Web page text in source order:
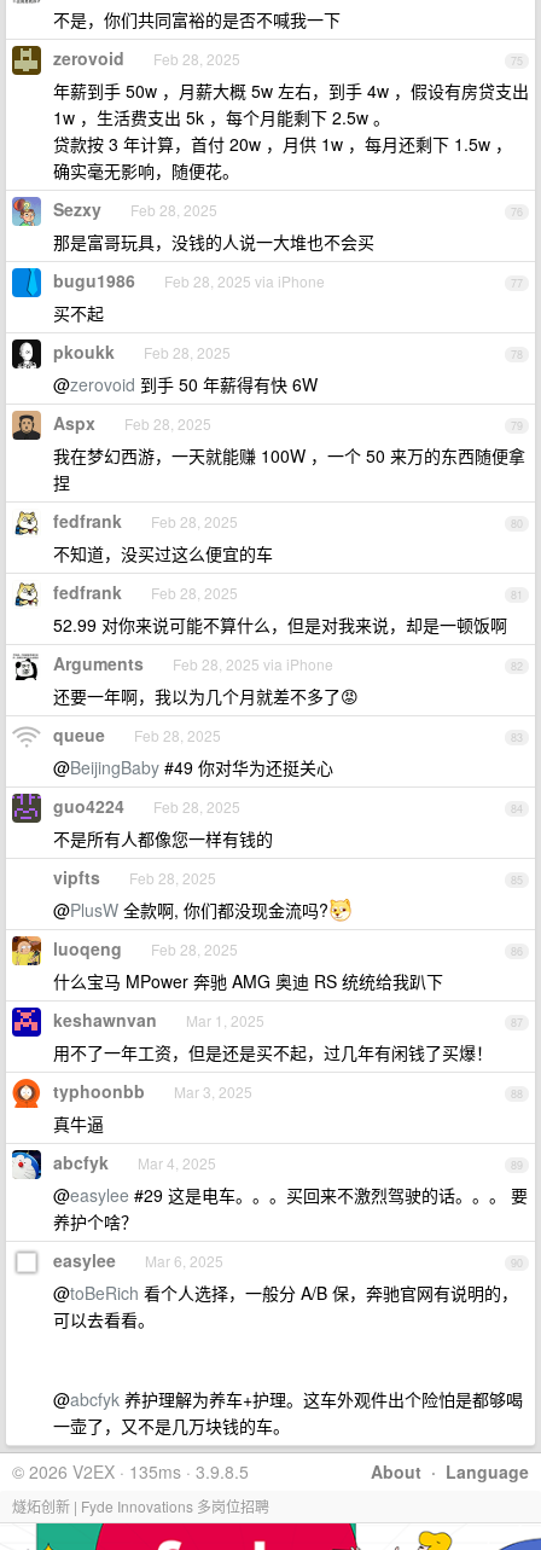
不是，你们共同富裕的是否不喊我一下
75
zerovoid Feb 28, 2025
年薪到手 50w ，月薪大概 5w 左右，到手 4w ，假设有房贷支出
1w ，生活费支出 5k ，每个月能剩下 2.5w 。
贷款按 3 年计算，首付 20w ，月供 1w ，每月还剩下 1.5w ，
确实毫无影响，随便花。
76
Sezxy Feb 28, 2025
那是富哥玩具，没钱的人说一大堆也不会买
77
bugu1986 Feb 28, 2025 via iPhone
买不起
78
pkoukk Feb 28, 2025
@zerovoid 到手 50 年薪得有快 6W
79
Aspx Feb 28, 2025
我在梦幻西游，一天就能赚 100W ，一个 50 来万的东西随便拿
捏
80
fedfrank Feb 28, 2025
不知道，没买过这么便宜的车
81
fedfrank Feb 28, 2025
52.99 对你来说可能不算什么，但是对我来说，却是一顿饭啊
82
Arguments Feb 28, 2025 via iPhone
还要一年啊，我以为几个月就差不多了😡
83
queue Feb 28, 2025
@BeijingBaby #49 你对华为还挺关心
84
guo4224 Feb 28, 2025
不是所有人都像您一样有钱的
85
vipfts Feb 28, 2025
@PlusW 全款啊, 你们都没现金流吗?
86
luoqeng Feb 28, 2025
什么宝马 MPower 奔驰 AMG 奥迪 RS 统统给我趴下
87
keshawnvan Mar 1, 2025
用不了一年工资，但是还是买不起，过几年有闲钱了买爆！
88
typhoonbb Mar 3, 2025
真牛逼
89
abcfyk Mar 4, 2025
@easylee #29 这是电车。。。买回来不激烈驾驶的话。。。 要
养护个啥？
90
easylee Mar 6, 2025
@toBeRich 看个人选择，一般分 A/B 保，奔驰官网有说明的，
可以去看看。
@abcfyk 养护理解为养车+护理。这车外观件出个险怕是都够喝
一壶了，又不是几万块钱的车。
About · Language
© 2026 V2EX · 135ms · 3.9.8.5
燧炻创新 | Fyde Innovations 多岗位招聘